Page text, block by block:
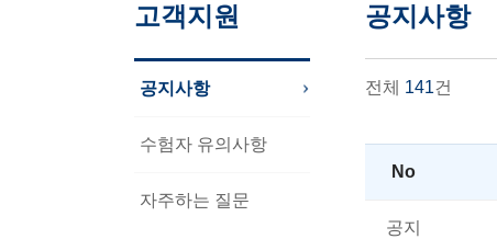
고객지원
공지사항
수험자 유의사항
자주하는 질문
공지사항
전체 141건
No
공지